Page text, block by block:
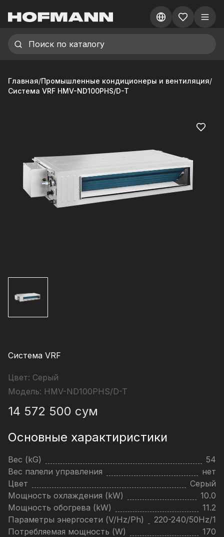
Главная/Промышленные кондиционеры и вентиляция/
Система VRF HMV-ND100PHS/D-T
Система VRF
Цвет: Серый
Модель: HMV-ND100PHS/D-T
14 572 500 сум
Основные характиристики
Вес (kG)
54
Вес палели управления
нет
Цвет
Серый
Мощность охлаждения (kW)
10.0
Мощность обогрева (kW)
11.2
Параметры энергосети (V/Hz/Ph)
220-240/50Hz/1
Потребляемая мощность (W)
170